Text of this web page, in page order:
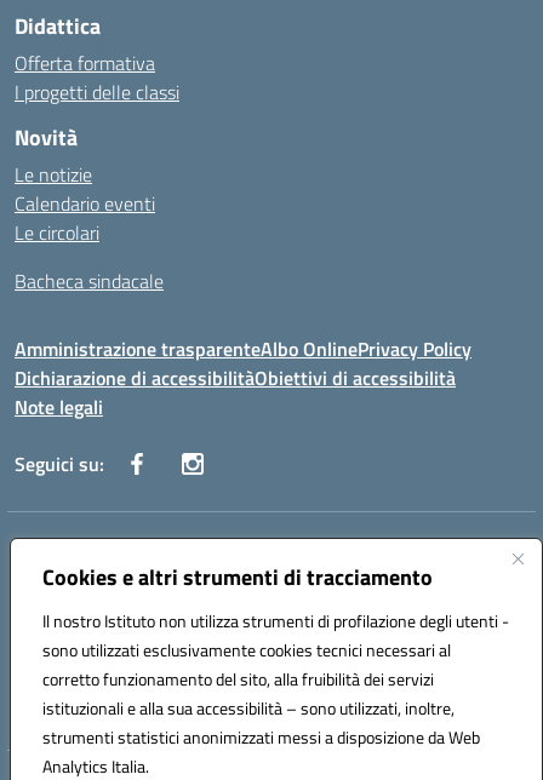
Cookies e altri strumenti di tracciamento
Il nostro Istituto non utilizza strumenti di profilazione degli utenti -
sono utilizzati esclusivamente cookies tecnici necessari al
corretto funzionamento del sito, alla fruibilità dei servizi
istituzionali e alla sua accessibilità – sono utilizzati, inoltre,
strumenti statistici anonimizzati messi a disposizione da Web
Analytics Italia.
Didattica
Offerta formativa
I progetti delle classi
Novità
Le notizie
Calendario eventi
Le circolari
Bacheca sindacale
Amministrazione trasparenteAlbo OnlinePrivacy Policy
Dichiarazione di accessibilitàObiettivi di accessibilità
Note legali
Seguici su:
Indirizzo:
Centralino:0924 534873 Salemi - 0924534879 Partanna
Posta elettronica certificata (PEC):tpis002005@pec.istruzione.it
Codice fiscale: 90000320813
Codice meccanografico: TPIS002005